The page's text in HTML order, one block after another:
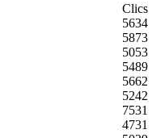
Clics
5634
5873
5053
5489
5662
5242
7531
4731